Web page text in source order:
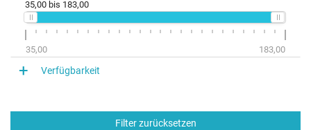
35,00 bis 183,00
35,00 183,00
Verfügbarkeit
Filter zurücksetzen